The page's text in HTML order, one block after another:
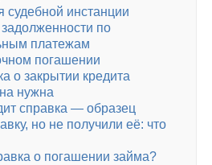
судебной инстанции
по
платежам
погашении
о закрытии кредита
нужна
справка — образец
но не получили её: что
о погашении займа?